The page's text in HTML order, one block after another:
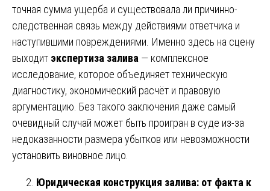
точная сумма ущерба и существовала ли причинно-
следственная связь между действиями ответчика и
наступившими повреждениями. Именно здесь на сцену
выходит экспертиза залива — комплексное
исследование, которое объединяет техническую
диагностику, экономический расчёт и правовую
аргументацию. Без такого заключения даже самый
очевидный случай может быть проигран в суде из-за
недоказанности размера убытков или невозможности
установить виновное лицо.
Юридическая конструкция залива: от факта к